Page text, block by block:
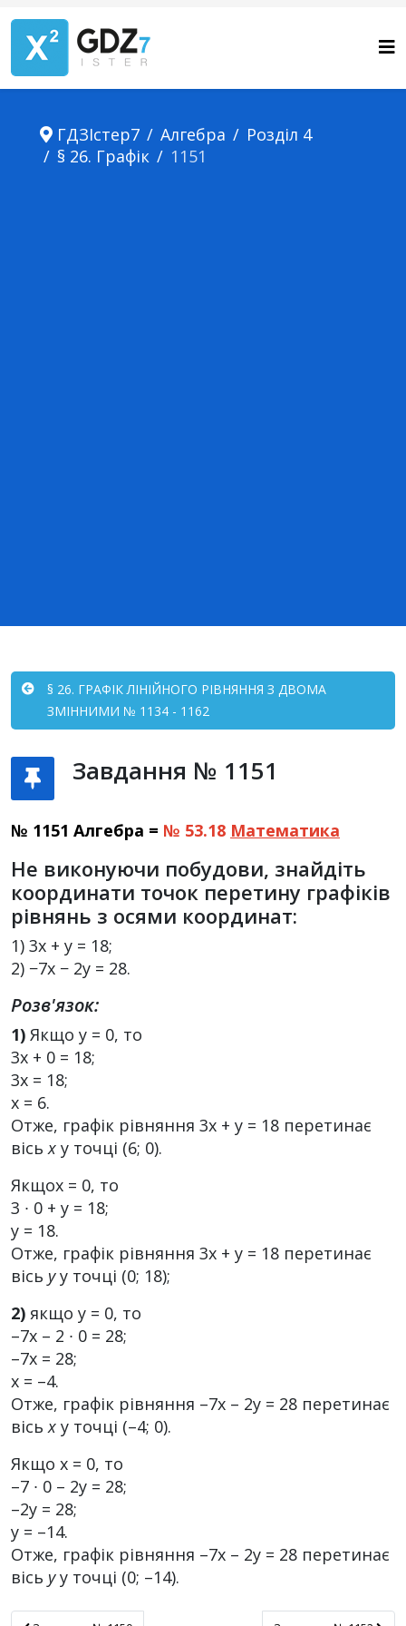
ГДЗІстер7 Алгебра
Розділ 4
§ 26. Графік
1151
§ 26. ГРАФІК ЛІНІЙНОГО РІВНЯННЯ З ДВОМА
ЗМІННИМИ № 1134 - 1162
Завдання № 1151
№ 1151 Алгебра = № 53.18 Математика
Не виконуючи побудови, знайдіть
координати точок перетину графіків
рівнянь з осями координат:
1) 3x + y = 18;
2) −7x − 2y = 28.
Розв'язок:
1) Якщо у = 0, то
3х + 0 = 18;
3х = 18;
х = 6.
Отже, графік рівняння 3х + у = 18 перетинає
вісьх у точці (6; 0).
Якщох = 0, то
3 ∙ 0 + у = 18;
у = 18.
Отже, графік рівняння 3х + у = 18 перетинає
вісь уу точці (0; 18);
2) якщо у = 0, то
–7x – 2 ∙ 0 = 28;
–7x = 28;
х = –4.
Отже, графік рівняння –7x – 2у = 28 перетинає
вісьх у точці (–4; 0).
Якщо х = 0, то
–7 ∙ 0 – 2у = 28;
–2у = 28;
у = –14.
Отже, графік рівняння –7х – 2у = 28 перетинає
вісь уу точці (0; –14).